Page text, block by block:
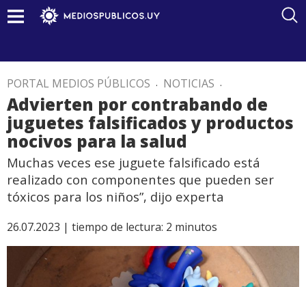
PORTAL MEDIOS PÚBLICOS . NOTICIAS .
Advierten por contrabando de
juguetes falsificados y productos
nocivos para la salud
Muchas veces ese juguete falsificado está
realizado con componentes que pueden ser
tóxicos para los niños”, dijo experta
26.07.2023 | tiempo de lectura: 2 minutos